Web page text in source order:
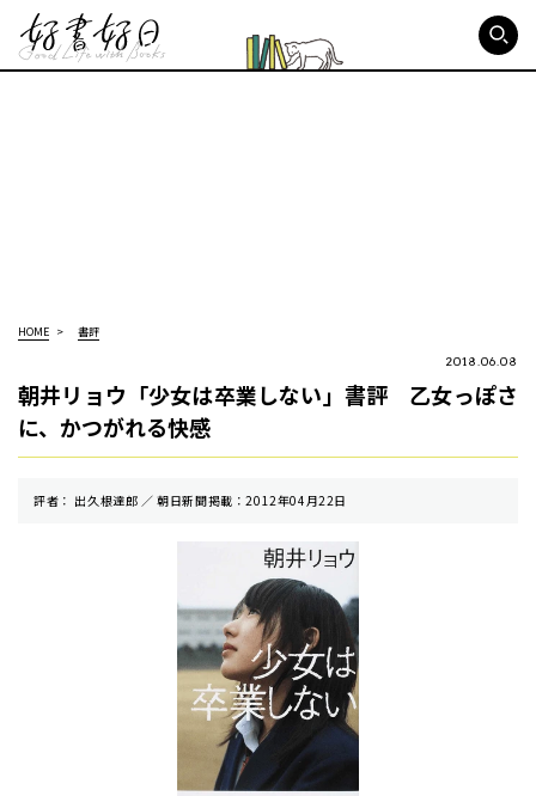
HOME 書評
2018.06.08
朝井リョウ「少女は卒業しない」書評 乙女っぽさ
に、かつがれる快感
評者： 出久根達郎 ／ 朝⽇新聞掲載：2012年04月22日